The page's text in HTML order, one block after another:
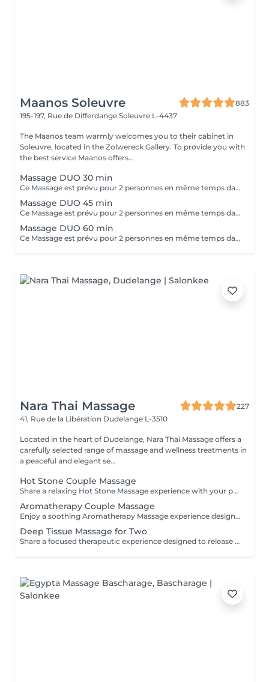
Maanos Soleuvre
883
195-197, Rue de Differdange Soleuvre L-4437
The Maanos team warmly welcomes you to their cabinet in
Soleuvre, located in the Zolwereck Gallery. To provide you with
the best service Maanos offers...
Massage DUO 30 min
Ce Massage est prévu pour 2 personnes en même temps dans notre cabine DUO (2 cabines séparées aussi possible sur demande en arrivant). Les 2 massages seront Sur Mesure, en fonction des envies et des besoins de chacun.
Massage DUO 45 min
Ce Massage est prévu pour 2 personnes en même temps dans notre cabine DUO (2 cabines séparées aussi possible sur demande en arrivant). Les 2 massages seront Sur Mesure, en fonction des envies et des besoins de chacun.
Massage DUO 60 min
Ce Massage est prévu pour 2 personnes en même temps dans notre cabine DUO (2 cabines séparées aussi possible sur demande en arrivant). Les 2 massages seront Sur Mesure, en fonction des envies et des besoins de chacun.
Nara Thai Massage
227
41, Rue de la Libération Dudelange L-3510
Located in the heart of Dudelange, Nara Thai Massage offers a
carefully selected range of massage and wellness treatments in
a peaceful and elegant se...
Hot Stone Couple Massage
Share a relaxing Hot Stone Massage experience with your partner, friend, or loved one. Smooth heated stones and warm oils help ease muscular tension while creating a calming and memorable wellness experience.
Aromatherapy Couple Massage
Enjoy a soothing Aromatherapy Massage experience designed for two. Carefully selected aromatic oils are combined with gentle, flowing massage techniques to create a deeply calming and enjoyable treatment. The natural fragrances help create a peaceful atmosphere, while the massage promotes relaxation and comfort. An ideal choice for couples, friends, or family members wishing to share a moment of tranquillity and well-being.
Deep Tissue Massage for Two
Share a focused therapeutic experience designed to release deep-seated tension and restore freedom of movement. Using slow, targeted pressure, this treatment works into deeper muscle layers and connective tissue, making it ideal for persistent tightness, physical strain, and active lifestyles.